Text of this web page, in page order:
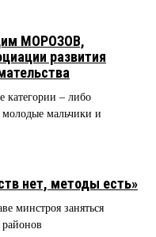
МОРОЗОВ,
развития
категории – либо
молодые мальчики и
нет, методы есть»
минстроя заняться